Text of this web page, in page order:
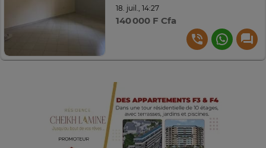
18. juil., 14:27
140 000 F Cfa